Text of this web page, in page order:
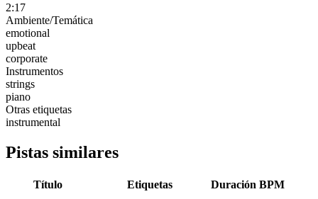
2:17
Ambiente/Temática
emotional
upbeat
corporate
Instrumentos
strings
piano
Otras etiquetas
instrumental
Pistas similares
Título Etiquetas Duración BPM